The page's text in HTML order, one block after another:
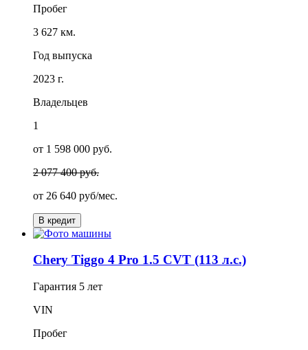
Пробег
3 627 км.
Год выпуска
2023 г.
Владельцев
1
от 1 598 000 руб.
2 077 400 руб.
от 26 640 руб/мес.
В кредит
Chery Tiggo 4 Pro 1.5 CVT (113 л.с.)
Гарантия 5 лет
VIN
Пробег